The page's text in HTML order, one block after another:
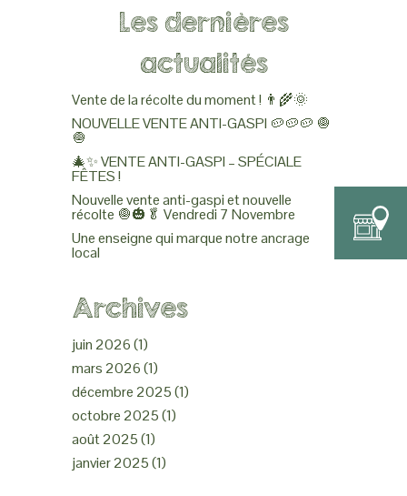
Les dernières
actualités
Vente de la récolte du moment ! 👨‍🌾🌞
NOUVELLE VENTE ANTI-GASPI 🥔🥔🥔 🧅
🧅
🎄✨ VENTE ANTI-GASPI – SPÉCIALE
FÊTES !
Nouvelle vente anti-gaspi et nouvelle
récolte 🧅🎃🥬 Vendredi 7 Novembre
Une enseigne qui marque notre ancrage
local
Archives
juin 2026(1)
mars 2026(1)
décembre 2025(1)
octobre 2025(1)
août 2025(1)
janvier 2025(1)